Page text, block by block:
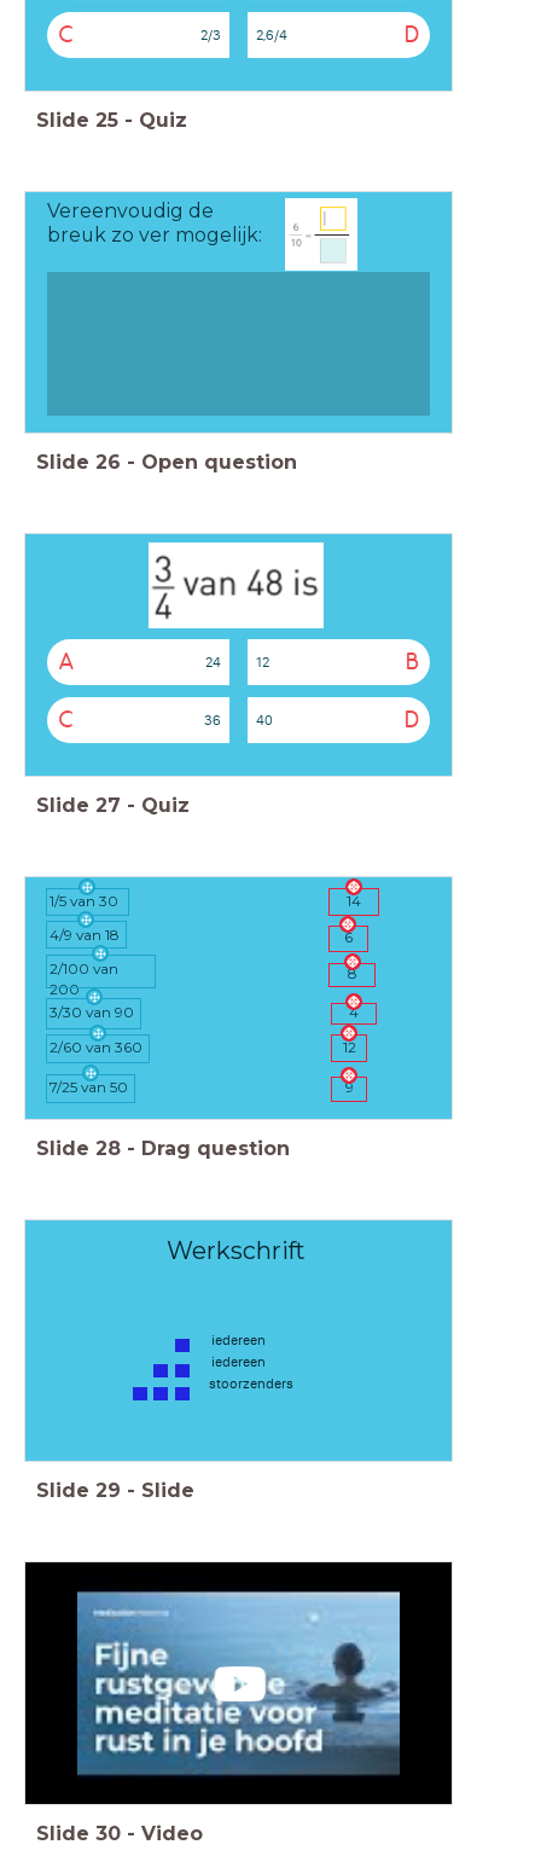
C 2/3 D
2,6/4
Slide 25 - Quiz
Vereenvoudig de
breuk zo ver mogelijk:
Slide 26 - Open question
A 24 B
12
C 36 D
40
Slide 27 - Quiz
14
6
8
4
12
9
1/5 van 30
4/9 van 18
2/100 van
200
3/30 van 90
2/60 van 360
7/25 van 50
Slide 28 - Drag question
Werkschrift
iedereen
iedereen
stoorzenders
Slide 29 - Slide
Slide 30 - Video